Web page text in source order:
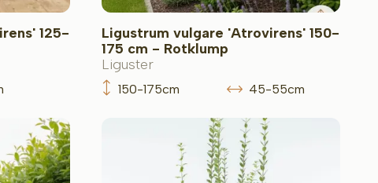
125-
Ligustrum vulgare 'Atrovirens' 150-
175 cm - Rotklump
Liguster
150-175cm 45-55cm